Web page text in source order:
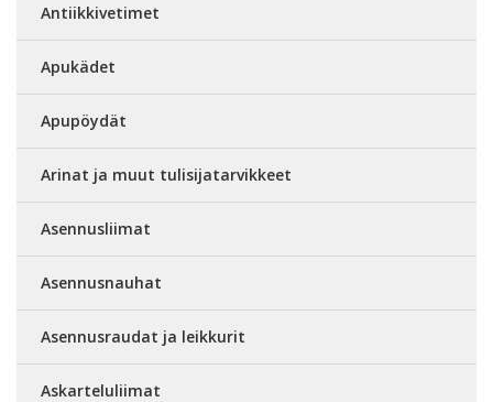
Antiikkivetimet
Apukädet
Apupöydät
Arinat ja muut tulisijatarvikkeet
Asennusliimat
Asennusnauhat
Asennusraudat ja leikkurit
Askarteluliimat